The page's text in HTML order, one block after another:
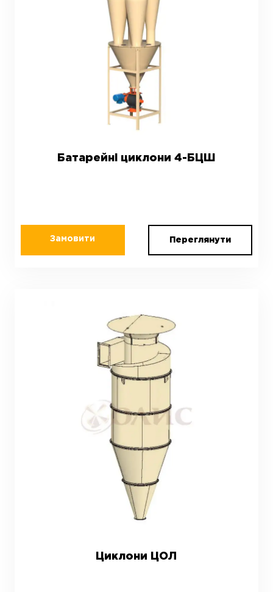
Батарейні циклони 4-БЦШ
Замовити Переглянути
Циклони ЦОЛ